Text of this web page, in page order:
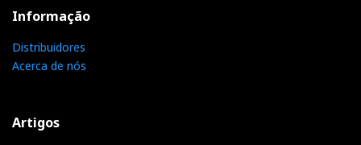
Informação
Distribuidores
Acerca de nós
Artigos